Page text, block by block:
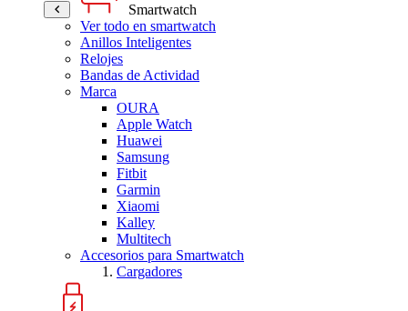
Smartwatch
Ver todo en smartwatch
Anillos Inteligentes
Relojes
Bandas de Actividad
Marca
OURA
Apple Watch
Huawei
Samsung
Fitbit
Garmin
Xiaomi
Kalley
Multitech
Accesorios para Smartwatch
Cargadores